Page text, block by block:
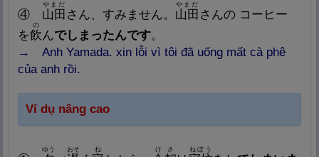
triều đại, Bắc Hàn
④ 山 田
やまだ
さん、すみません。 山 田
やまだ
さんの コーヒー
を飲
の
んでしまったんです。
→ Anh Yamada. xin lỗi vì tôi đã uống mất cà phê
của anh rồi.
Ví dụ nâng cao
ゆう おそ ね けさ ねぼう